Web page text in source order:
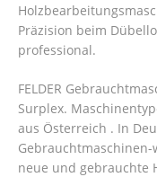
Präzision beim
professional.
FELDER
Surplex.
aus Österreich . In
neue und gebrauchte